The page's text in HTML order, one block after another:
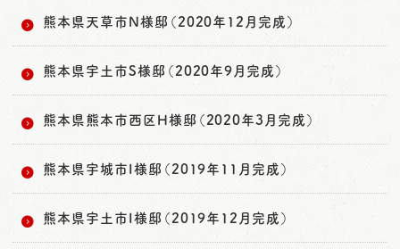
熊本県天草市N様邸（2020年12月完成）
熊本県宇土市S様邸（2020年9月完成）
熊本県熊本市西区H様邸（2020年3月完成）
熊本県宇城市I様邸（2019年11月完成）
熊本県宇土市I様邸（2019年12月完成）